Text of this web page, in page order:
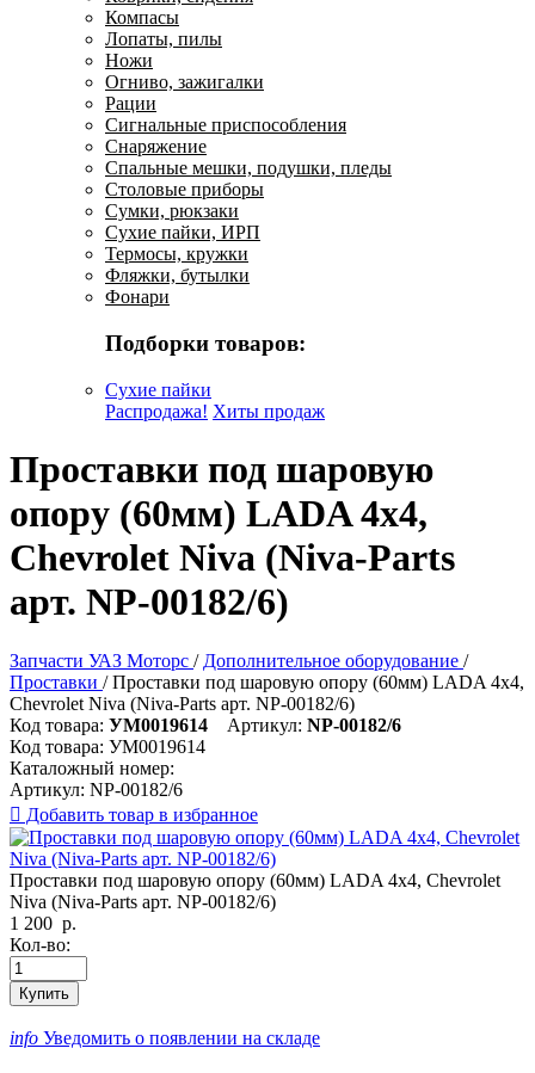
Компасы
Лопаты, пилы
Ножи
Огниво, зажигалки
Рации
Сигнальные приспособления
Снаряжение
Спальные мешки, подушки, пледы
Столовые приборы
Сумки, рюкзаки
Сухие пайки, ИРП
Термосы, кружки
Фляжки, бутылки
Фонари
Подборки товаров:
Сухие пайки
Распродажа! Хиты продаж
Проставки под шаровую
опору (60мм) LADA 4х4,
Chevrolet Niva (Niva-Parts
арт. NP-00182/6)
Запчасти УАЗ Моторс / Дополнительное оборудование /
Проставки / Проставки под шаровую опору (60мм) LADA 4х4,
Chevrolet Niva (Niva-Parts арт. NP-00182/6)
Код товара: УМ0019614 Артикул: NP-00182/6
Код товара: УМ0019614
Каталожный номер:
Артикул: NP-00182/6
 Добавить товар в избранное
Проставки под шаровую опору (60мм) LADA 4х4, Chevrolet
Niva (Niva-Parts арт. NP-00182/6)
1 200 р.
Кол-во:
Купить
info Уведомить о появлении на складе